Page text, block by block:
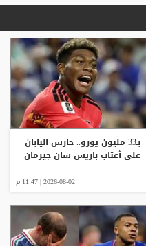
بـ33 مليون يورو.. حارس اليابان
على أعتاب باريس سان جيرمان
2026-08-02 | 11:47 م